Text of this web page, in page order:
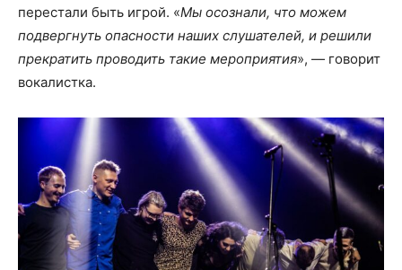
перестали быть игрой. «Мы осознали, что можем
подвергнуть опасности наших слушателей, и решили
прекратить проводить такие мероприятия», — говорит
вокалистка.